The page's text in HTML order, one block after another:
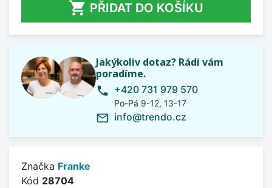
 PŘIDAT DO KOŠÍKU
Jakýkoliv dotaz? Rádi vám
poradíme.
phone +420 731 979 570
Po-Pá 9-12, 13-17
mail_outline info@trendo.cz
Značka Franke
Kód 28704